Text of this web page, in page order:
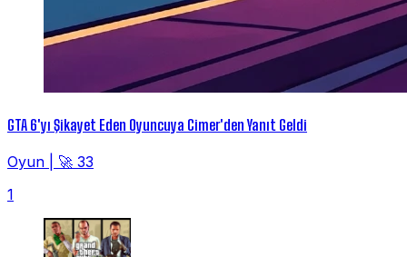
GTA 6'yı Şikayet Eden Oyuncuya Cimer'den Yanıt Geldi
Oyun
🚀 33
1